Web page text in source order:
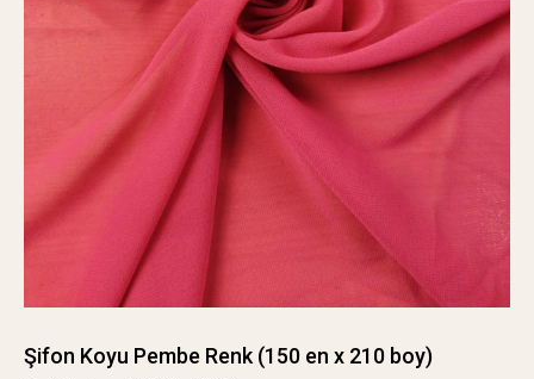
Şifon Koyu Pembe Renk (150 en x 210 boy)